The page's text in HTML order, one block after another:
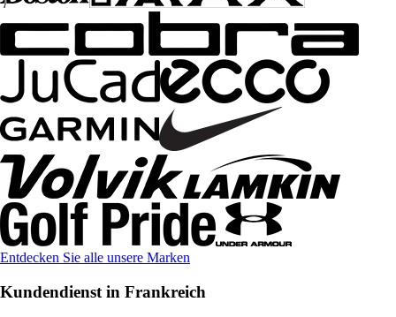
Entdecken Sie alle unsere Marken
Kundendienst in Frankreich